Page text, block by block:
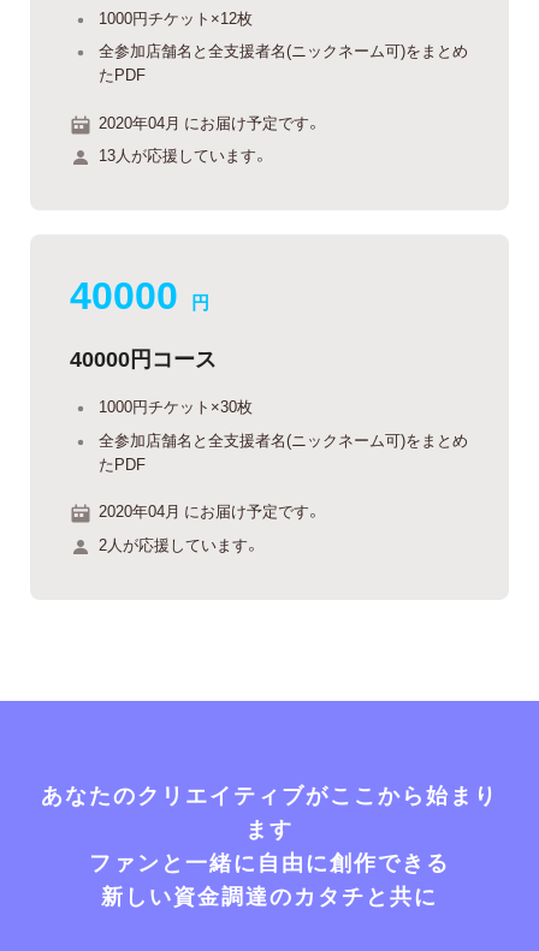
1000円チケット×12枚
全参加店舗名と全支援者名(ニックネーム可)をまとめ
たPDF
2020年04月 にお届け予定です。
13人が応援しています。
40000 円
40000円コース
1000円チケット×30枚
全参加店舗名と全支援者名(ニックネーム可)をまとめ
たPDF
2020年04月 にお届け予定です。
2人が応援しています。
あなたのクリエイティブがここから始まり
ます
ファンと一緒に自由に創作できる
新しい資金調達のカタチと共に